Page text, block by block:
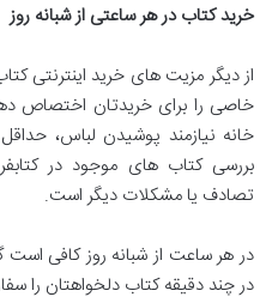
خرید کتاب در هر ساعتی از شبانه روز
از دیگر مزیت های خرید اینترنتی
خاصی را برای خریدتان اختصاص
بررسی کتاب های موجود در
تصادف یا مشکلات دیگر است.
در هر ساعت از شبانه روز کافی است
در چند دقیقه کتاب دلخواهتان را